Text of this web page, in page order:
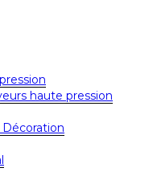
haute pression